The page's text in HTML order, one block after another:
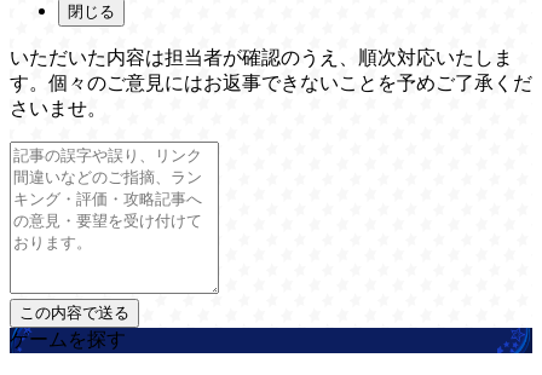
閉じる
いただいた内容は担当者が確認のうえ、順次対応いたしま
す。個々のご意見にはお返事できないことを予めご了承くだ
さいませ。
ゲームを探す